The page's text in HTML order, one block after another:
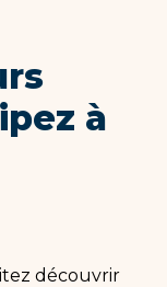
à
découvrir